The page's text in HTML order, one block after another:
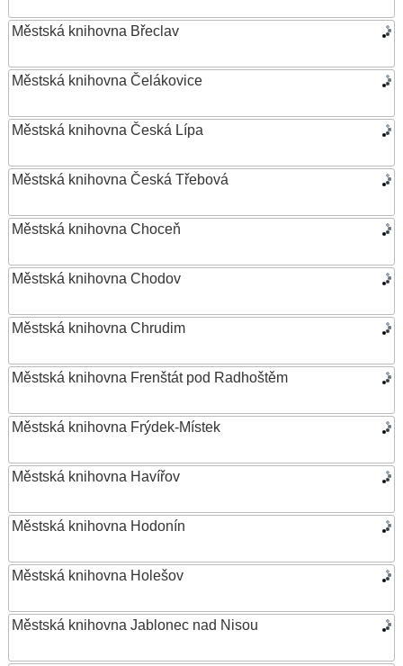
Městská knihovna Břeclav
Městská knihovna Čelákovice
Městská knihovna Česká Lípa
Městská knihovna Česká Třebová
Městská knihovna Choceň
Městská knihovna Chodov
Městská knihovna Chrudim
Městská knihovna Frenštát pod Radhoštěm
Městská knihovna Frýdek-Místek
Městská knihovna Havířov
Městská knihovna Hodonín
Městská knihovna Holešov
Městská knihovna Jablonec nad Nisou